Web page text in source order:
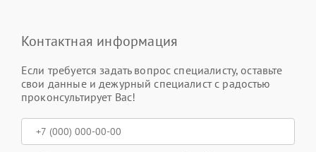
Контактная информация
Если требуется задать вопрос специалисту, оставьте
свои данные и дежурный специалист с радостью
проконсультирует Вас!